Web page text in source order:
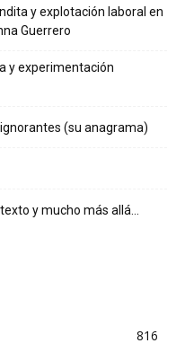
y explotación laboral en
Guerrero
y experimentación
(su anagrama)
y mucho más allá…
816